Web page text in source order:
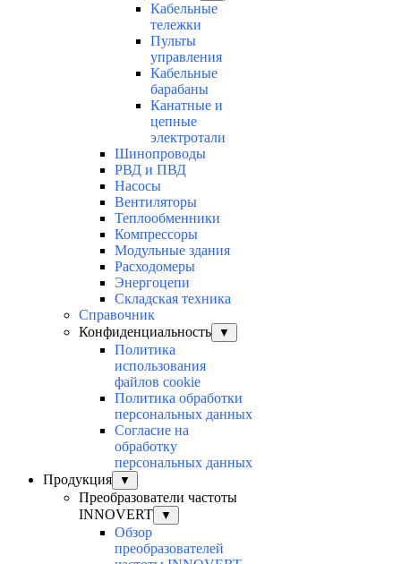
Кабельные
тележки
Пульты
управления
Кабельные
барабаны
Канатные и
цепные
электротали
Шинопроводы
РВД и ПВД
Насосы
Вентиляторы
Теплообменники
Компрессоры
Модульные здания
Расходомеры
Энергоцепи
Складская техника
Справочник
Конфиденциальность
▼
Политика
использования
файлов cookie
Политика обработки
персональных данных
Согласие на
обработку
персональных данных
Продукция
▼
Преобразователи частоты
INNOVERT
▼
Обзор
преобразователей